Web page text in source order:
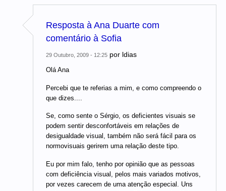
Resposta à Ana Duarte com
comentário à Sofia
29 Outubro, 2009 - 12:25 por ldias
Olá Ana
Percebi que te referias a mim, e como compreendo o
que dizes....
Se, como sente o Sérgio, os deficientes visuais se
podem sentir desconfortáveis em relações de
desigualdade visual, também não será fácil para os
normovisuais gerirem uma relação deste tipo.
Eu por mim falo, tenho por opinião que as pessoas
com deficiência visual, pelos mais variados motivos,
por vezes carecem de uma atenção especial. Uns